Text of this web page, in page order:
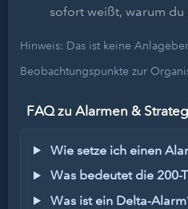
sofort weißt, warum du
Hinweis: Das ist keine
Beobachtungspunkte zur
FAQ zu Alarmen &
Wie setze ich einen
Was bedeutet die 200-
Was ist ein Delta-